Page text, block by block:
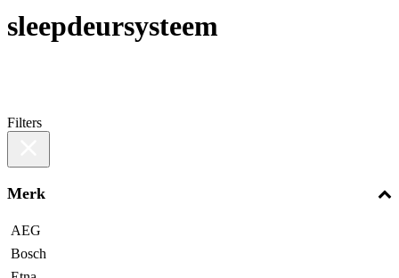
sleepdeursysteem
Filters
Merk
AEG
Bosch